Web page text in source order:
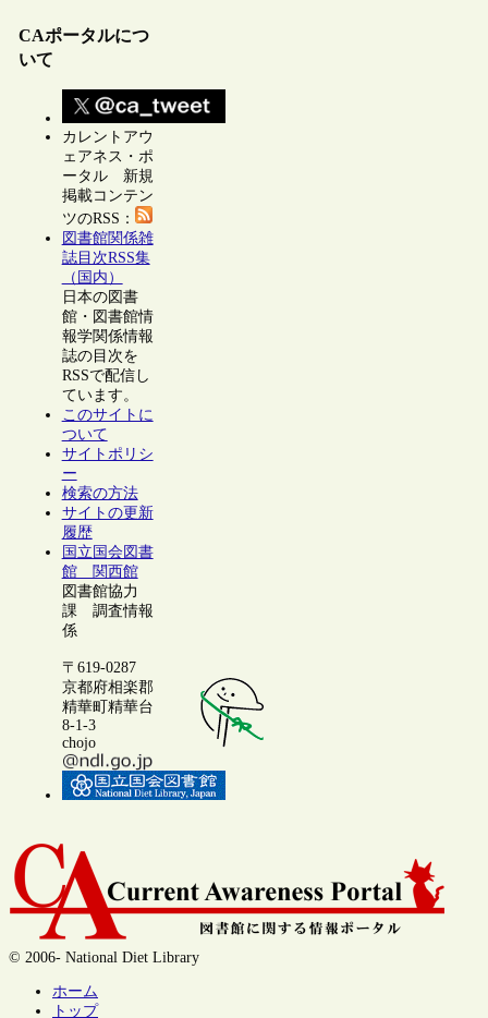
CAポータルにつ
いて
カレントアウ
ェアネス・ポ
ータル 新規
掲載コンテン
ツのRSS：
図書館関係雑
誌目次RSS集
（国内）
日本の図書
館・図書館情
報学関係情報
誌の目次を
RSSで配信し
ています。
このサイトに
ついて
サイトポリシ
ー
検索の方法
サイトの更新
履歴
国立国会図書
館 関西館
図書館協力
課 調査情報
係
〒619-0287
京都府相楽郡
精華町精華台
8-1-3
chojo
© 2006- National Diet Library
ホーム
トップ